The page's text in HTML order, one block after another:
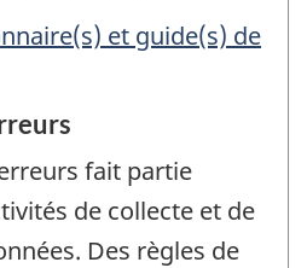
et guide(s) de
fait partie
de collecte et de
Des règles de